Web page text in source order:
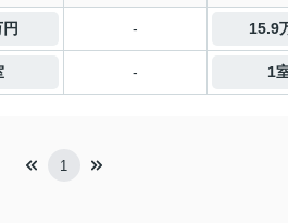
- 15.9
- 1
1